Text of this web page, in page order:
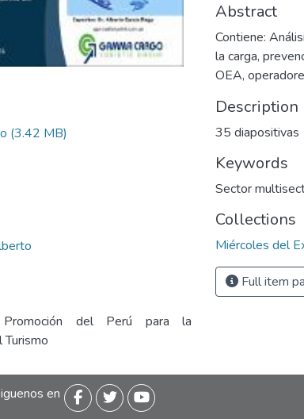
(3.42 MB)
del Perú para la
Turismo
Abstract
Contiene:
la carga,
OEA,
Description
35 diapositivas
Keywords
Sector
Collections
Miércoles del
Full item
en